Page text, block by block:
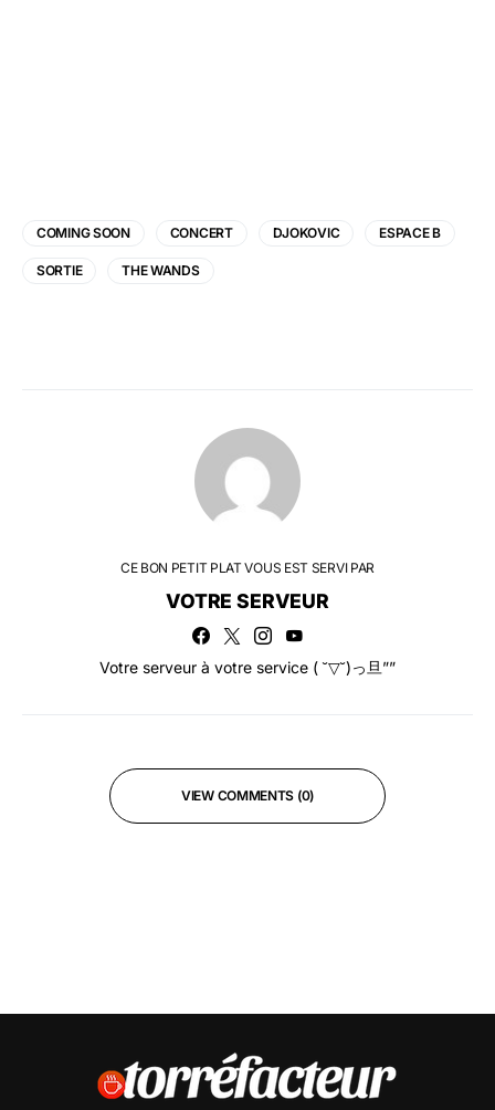
COMING SOON CONCERT DJOKOVIC ESPACE B
SORTIE THE WANDS
CE BON PETIT PLAT VOUS EST SERVI PAR
VOTRE SERVEUR
Votre serveur à votre service ( ˘▽˘)っ旦””
VIEW COMMENTS (0)